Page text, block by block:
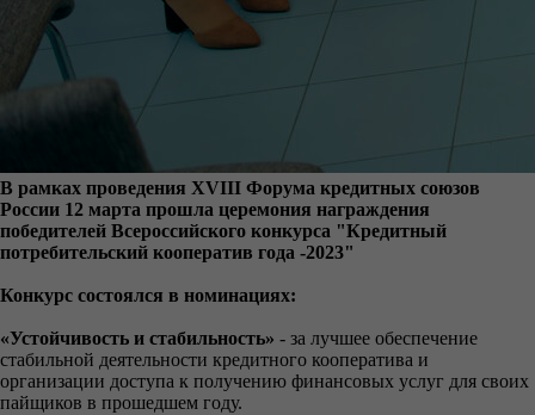
В рамках проведения XVIII Форума кредитных союзов
России 12 марта прошла церемония награждения
победителей Всероссийского конкурса "Кредитный
потребительский кооператив года -2023"
Конкурс состоялся в номинациях:
«Устойчивость и стабильность» - за лучшее обеспечение
стабильной деятельности кредитного кооператива и
организации доступа к получению финансовых услуг для своих
пайщиков в прошедшем году.